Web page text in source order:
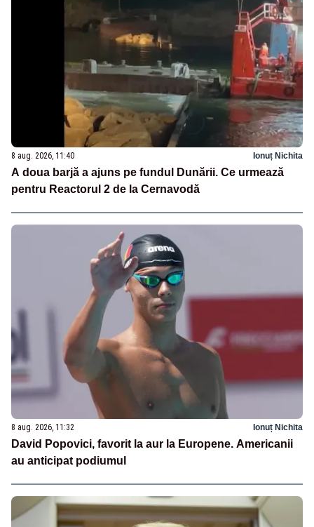
8 aug. 2026, 11:40 Ionuț Nichita
A doua barjă a ajuns pe fundul Dunării. Ce urmează
pentru Reactorul 2 de la Cernavodă
8 aug. 2026, 11:32 Ionuț Nichita
David Popovici, favorit la aur la Europene. Americanii
au anticipat podiumul